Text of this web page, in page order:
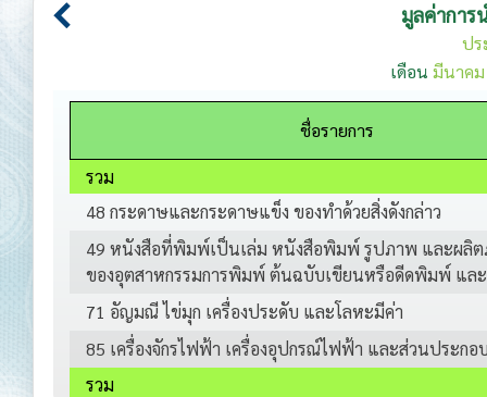
มูลค่าการ
ปร
เดือน มีนาค
ชื่อรายการ
รวม
48 กระดาษและกระดาษแข็ง ของทำด้วยสิ่งดังกล่าว
49 หนังสือที่พิมพ์เป็นเล่ม หนังสือพิมพ์ รูปภาพ และผลิ
ของอุตสาหกรรมการพิมพ์ ต้นฉบับเขียนหรือดีดพิมพ์ แล
71 อัญมณี ไข่มุก เครื่องประดับ และโลหะมีค่า
85 เครื่องจักรไฟฟ้า เครื่องอุปกรณ์ไฟฟ้า และส่วนประกอ
รวม